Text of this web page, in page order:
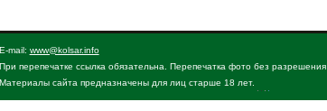
E-mail: www@kolsar.info
При перепечатке ссылка обязательна. Перепечатка фото без разрешения
Материалы сайта предназначены для лиц старше 18 лет.